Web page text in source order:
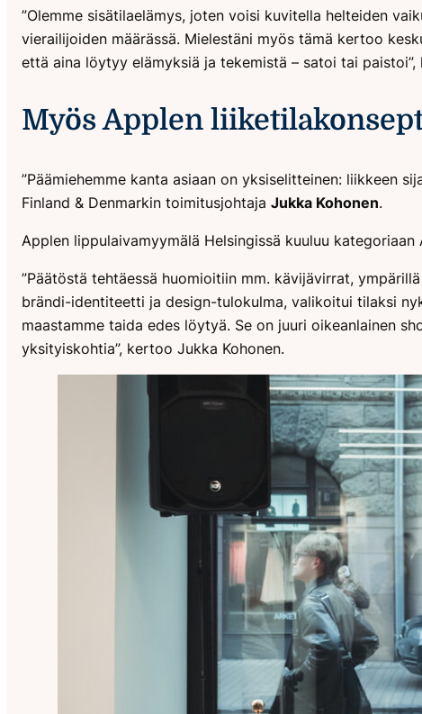
”Olemme sisätilaelämys, joten voisi kuvitella helteiden
vierailijoiden määrässä. Mielestäni myös tämä kertoo
että aina löytyy elämyksiä ja tekemistä – satoi tai paistoi”,
Myös Applen
”Päämiehemme kanta asiaan on yksiselitteinen: liikkeen
Finland & Denmarkin toimitusjohtaja Jukka Kohonen.
Applen lippulaivamyymälä Helsingissä kuuluu
”Päätöstä tehtäessä huomioitiin mm. kävijävirrat,
brändi-identiteetti ja design-tulokulma, valikoitui tilaksi
maastamme taida edes löytyä. Se on juuri oikeanlainen
yksityiskohtia”, kertoo Jukka Kohonen.